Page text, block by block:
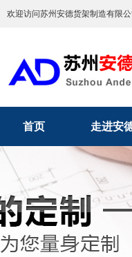
欢迎访问苏州安德货架制造有限
首页 走进安